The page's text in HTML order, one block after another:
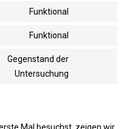
Funktional
Funktional
Gegenstand der
Untersuchung
Mal besuchst, zeigen wir